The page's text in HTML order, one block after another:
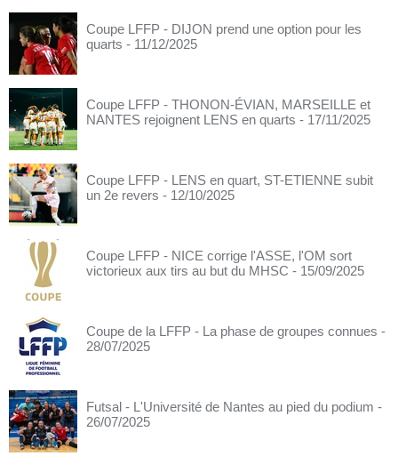
Coupe LFFP - DIJON prend une option pour les
quarts - 11/12/2025
Coupe LFFP - THONON-ÉVIAN, MARSEILLE et
NANTES rejoignent LENS en quarts - 17/11/2025
Coupe LFFP - LENS en quart, ST-ETIENNE subit
un 2e revers - 12/10/2025
Coupe LFFP - NICE corrige l'ASSE, l'OM sort
victorieux aux tirs au but du MHSC - 15/09/2025
Coupe de la LFFP - La phase de groupes connues -
28/07/2025
Futsal - L'Université de Nantes au pied du podium -
26/07/2025